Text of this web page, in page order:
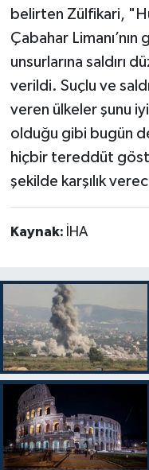
belirten Zülfikari,
Çabahar
unsurlarına saldırı
verildi. Suçlu ve
veren ülkeler şunu
olduğu gibi bugün
hiçbir tereddüt
şekilde karşılık
Kaynak: İHA